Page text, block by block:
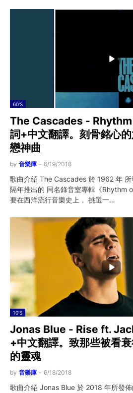
60'S
The Cascades -
詞+中文翻譯。刻骨銘心
戀神曲
by 音樂庫 - 6/19/2018
歌曲介紹 The Cascades 於 1962 年
隔年推出的 同名錄音室專輯《Rhythm
要在西洋流行音樂史上， 挑選一…
10'S
Jonas Blue - Rise ft.
+中文翻譯。致那些被看
的靈魂
by 音樂庫 - 6/18/2018
歌曲介紹 Jonas Blue 於 2018 年所發